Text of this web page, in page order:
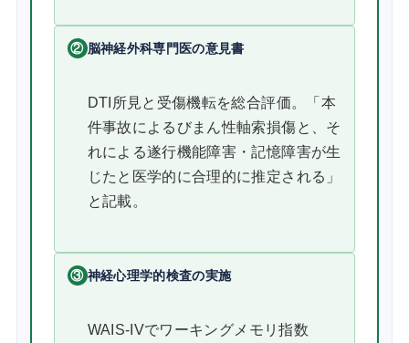
② 脳神経外科専門医の意見書
DTI所見と受傷機転を総合評価。「本
件事故によるびまん性軸索損傷と、そ
れによる遂行機能障害・記憶障害が生
じたと医学的に合理的に推定される」
と記載。
③ 神経心理学的検査の実施
WAIS-IVでワーキングメモリ指数